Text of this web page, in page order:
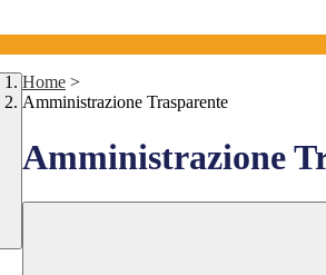
Home >
Amministrazione Trasparente
Amministrazione